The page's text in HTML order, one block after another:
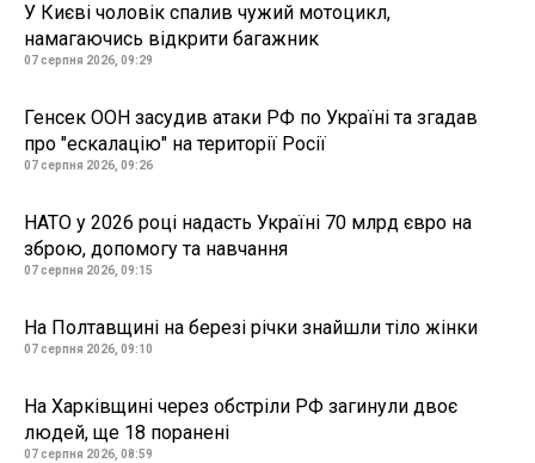
У Києві чоловік спалив чужий мотоцикл,
намагаючись відкрити багажник
07 серпня 2026, 09:29
Генсек ООН засудив атаки РФ по Україні та згадав
про "ескалацію" на території Росії
07 серпня 2026, 09:26
НАТО у 2026 році надасть Україні 70 млрд євро на
зброю, допомогу та навчання
07 серпня 2026, 09:15
На Полтавщині на березі річки знайшли тіло жінки
07 серпня 2026, 09:10
На Харківщині через обстріли РФ загинули двоє
людей, ще 18 поранені
07 серпня 2026, 08:59